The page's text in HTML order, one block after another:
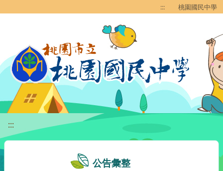
::: 桃園國民中學
:::
公告彙整